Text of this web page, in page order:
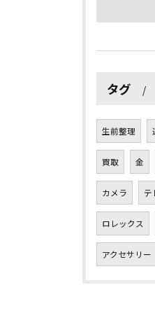
タグ
生前整理
買取 金
カメラ テ
ロレックス
アクセサリー